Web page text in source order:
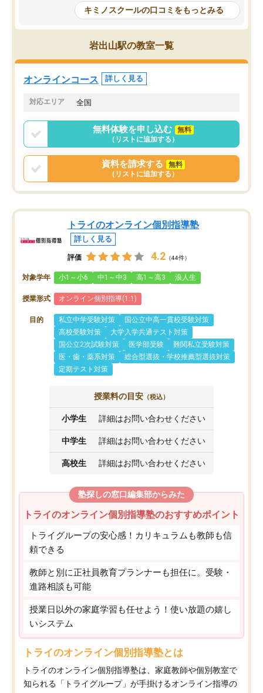
はなくなりました。
講師の方との距離も近く、親身なコー
チングのおかげで、停滞期もモチベー
ションを維持できました。「やらされ
る勉強」から「目標のための勉強」へ
意識が変わったことが、目標校への合
の仕方をコーチングして
ルなので、家での学習習
身につきました。結果と
た。自分から学ぶ姿勢を
キミノスクールの口コミをもっとみる
岩出山駅の教室一覧
オンラインコース 詳しく見る
対応エリア 全国
無料体験を申し込む
無料
（リストに追加する）
資料を請求する
無料
（リストに追加する）
トライのオンライン個別指導塾
詳しく見る
評価 4.2 （44件）
対象学年 小1～小6 中1～中3 高1～高3 浪人生
授業形式 オンライン個別指導(1:1)
目的 私立中学受験対策
国公立中高一貫校受験対策
高校受験対策
大学入学共通テスト対策
国公立2次試験対策
医学部受験
難関私立受験対策
医・歯・薬系対策
総合型選抜・学校推薦型選抜対策
定期テスト対策
授業料の目安 （税込）
小学生 詳細はお問い合わせください
中学生 詳細はお問い合わせください
高校生 詳細はお問い合わせください
塾探しの窓口編集部からみた
トライのオンライン個別指導塾のおすすめポイント
トライグループの安心感！カリキュラムも教師も信
頼できる
教師と別に正社員教育プランナーも担任に。受験・
進路相談も可能
授業日以外の家庭学習も任せよう！使い放題の嬉し
いシステム
トライのオンライン個別指導塾とは
トライのオンライン個別指導塾は、家庭教師や個別教室で
知られる「トライグループ」が手掛けるオンライン指導の